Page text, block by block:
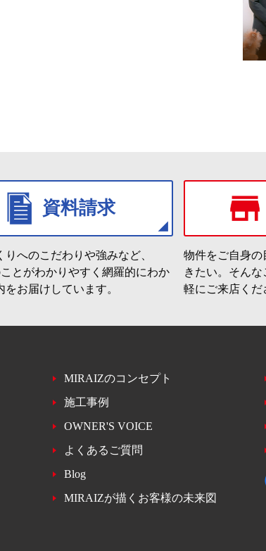
資料請求
りへのこだわりや強みなど、
とがわかりやすく網羅的にわか
をお届けしています。
物件をご自身の
きたい。そん
軽にご来店くだ
MIRAIZのコンセプト
施工事例
OWNER'S VOICE
よくあるご質問
Blog
MIRAIZが描くお客様の未来図